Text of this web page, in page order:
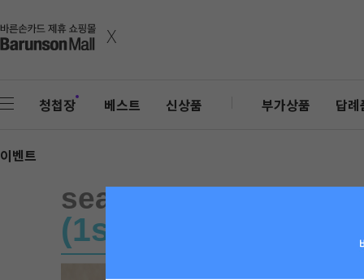
x
청첩장 베스트 신상품 부가상품 답례
이벤트
(1set - 25ea)